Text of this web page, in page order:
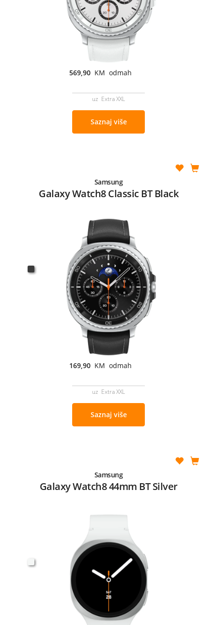
569,90 KM odmah
uz Extra XXL
Saznaj više
Samsung
Galaxy Watch8 Classic BT Black
169,90 KM odmah
uz Extra XXL
Saznaj više
Samsung
Galaxy Watch8 44mm BT Silver